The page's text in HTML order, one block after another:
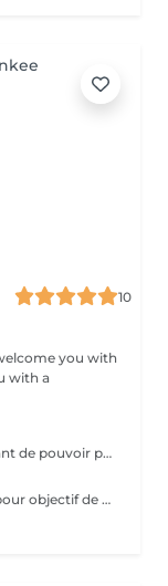
10
you with
with a
La première consultation est obligatoire avant de pouvoir prendre un rendez-vous pour la dermo-pigmentation.
Cette technique de Dermopigmentation à pour objectif de donner l'illusion d'avoir de vraies tâches de rousseur dans le but de rehausser le teint, accentuer celles qui sont déja existantes et faire ressortir les pommettes. Elles donnent une effet « bonne mine » instantanément. Elles restent un minimum de 3 à 5 ans et commencent à disparaitre à partir de 3 ans. Elles ne présentent aucun risque car elles se pattinent très bien avec le temps et ne nécessitent pas forcément de retouche.